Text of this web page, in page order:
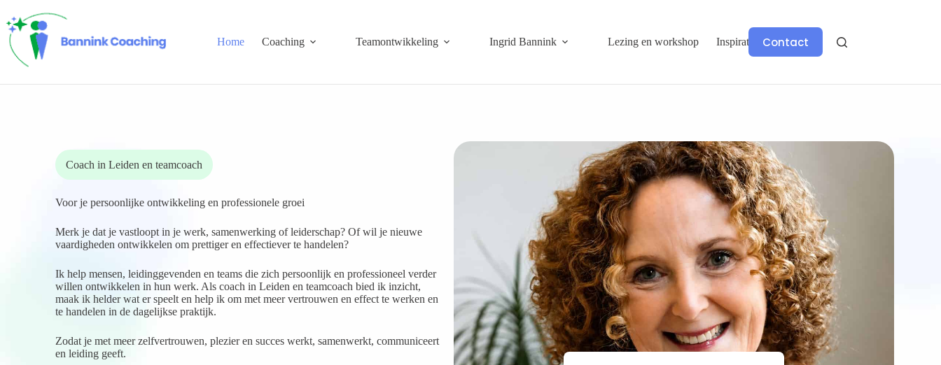
naar
de
inhoud
Home Coaching Teamontwikkeling Ingrid Bannink Lezing en workshop Inspiratie Contact
Coach in Leiden en teamcoach
Voor je persoonlijke ontwikkeling en professionele groei
Merk je dat je vastloopt in je werk, samenwerking of leiderschap? Of wil je nieuwe
vaardigheden ontwikkelen om prettiger en effectiever te handelen?
Ik help mensen, leidinggevenden en teams die zich persoonlijk en professioneel verder
willen ontwikkelen in hun werk. Als coach in Leiden en teamcoach bied ik inzicht,
maak ik helder wat er speelt en help ik om met meer vertrouwen en effect te werken en
te handelen in de dagelijkse praktijk.
Zodat je met meer zelfvertrouwen, plezier en succes werkt, samenwerkt, communiceert
en leiding geeft.